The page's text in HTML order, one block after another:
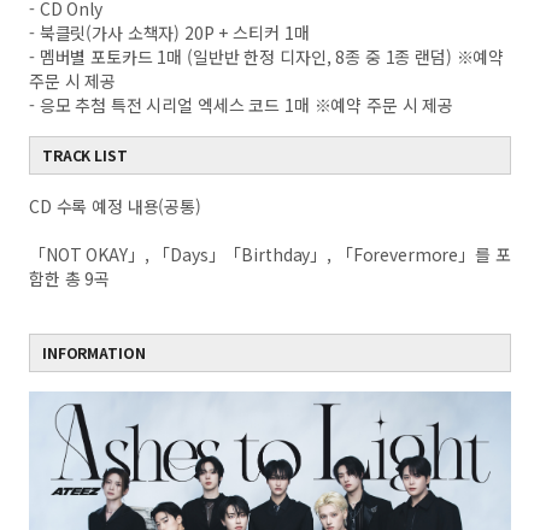
- CD Only
- 북클릿(가사 소책자) 20P + 스티커 1매
- 멤버별 포토카드 1매 (일반반 한정 디자인, 8종 중 1종 랜덤) ※예약
주문 시 제공
- 응모 추첨 특전 시리얼 엑세스 코드 1매 ※예약 주문 시 제공
TRACK LIST
CD 수록 예정 내용(공통)
「NOT OKAY」, 「Days」「Birthday」, 「Forevermore」를 포
함한 총 9곡
INFORMATION